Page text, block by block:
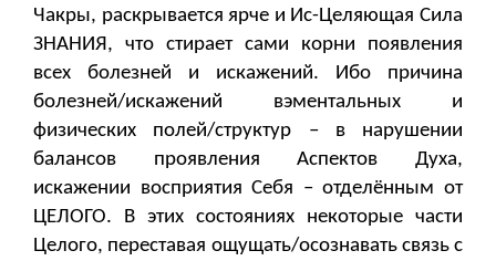
Чакры, раскрывается ярче и Ис-Целяющая Сила
ЗНАНИЯ, что стирает сами корни появления
всех болезней и искажений. Ибо причина
болезней/искажений вэментальных и
физических полей/структур – в нарушении
балансов проявления Аспектов Духа,
искажении восприятия Себя – отделённым от
ЦЕЛОГО. В этих состояниях некоторые части
Целого, переставая ощущать/осознавать связь с